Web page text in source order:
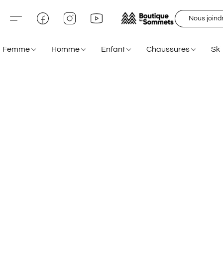
Nous
Femme Homme Enfant Chaussures